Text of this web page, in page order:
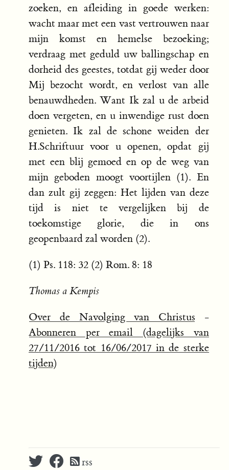
zoeken, en afleiding in goede werken:
wacht maar met een vast vertrouwen naar
mijn komst en hemelse bezoeking;
verdraag met geduld uw ballingschap en
dorheid des geestes, totdat gij weder door
Mij bezocht wordt, en verlost van alle
benauwdheden. Want Ik zal u de arbeid
doen vergeten, en u inwendige rust doen
genieten. Ik zal de schone weiden der
H.Schriftuur voor u openen, opdat gij
met een blij gemoed en op de weg van
mijn geboden moogt voortijlen (1). En
dan zult gij zeggen: Het lijden van deze
tijd is niet te vergelijken bij de
toekomstige glorie, die in ons
geopenbaard zal worden (2).
(1) Ps. 118: 32 (2) Rom. 8: 18
Thomas a Kempis
Over de Navolging van Christus -
Abonneren per email (dagelijks van
27/11/2016 tot 16/06/2017 in de sterke
tijden)
rss